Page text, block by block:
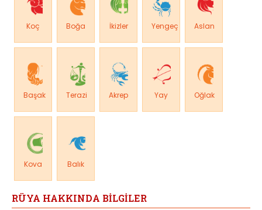
Koç Boğa İkizler Yengeç Aslan
Başak Terazi Akrep Yay Oğlak
Kova Balık
RÜYA HAKKINDA BİLGİLER